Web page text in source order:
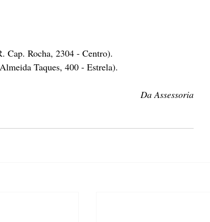
Cap. Rocha, 2304 - Centro).
Taques, 400 - Estrela).
Da Assessoria